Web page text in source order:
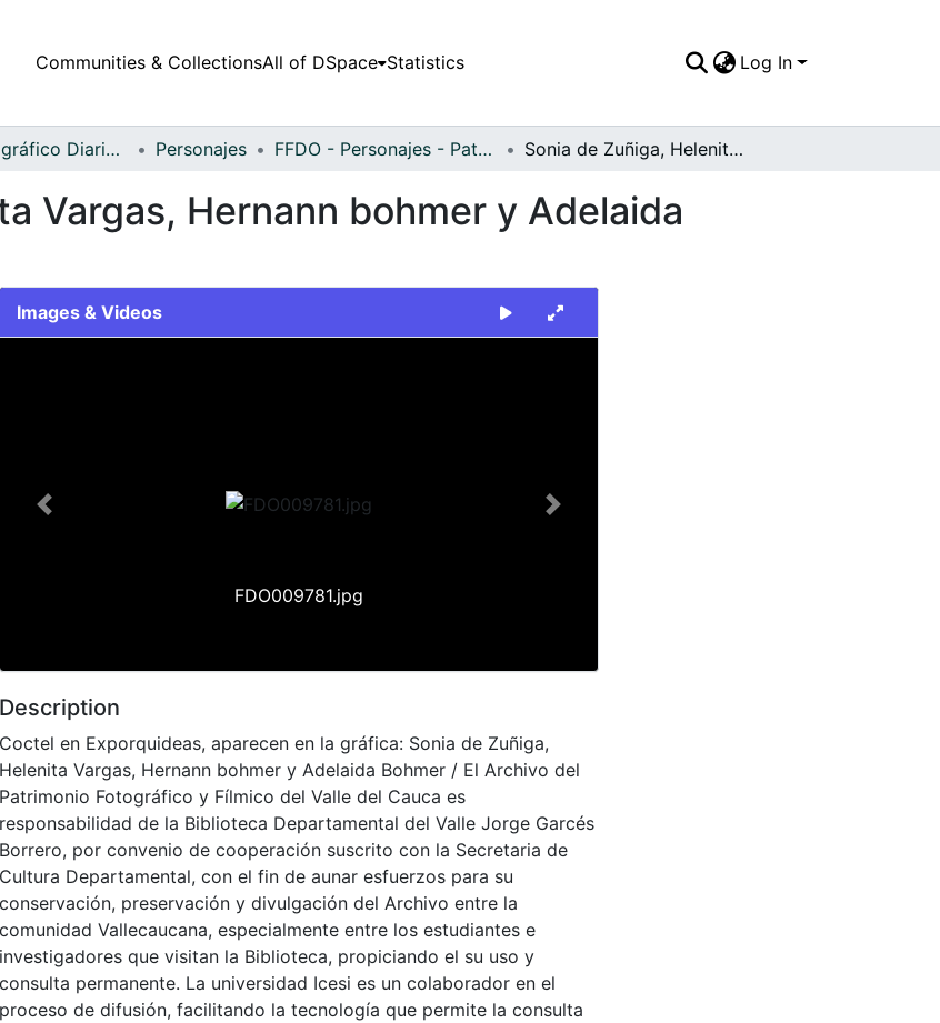
Communities & CollectionsAll of DSpace Statistics Log In
Fondo Fotográfico Diario Occidente Personajes FFDO - Personajes - Patrimonial Sonia de Zuñiga, Helenita Vargas, Hernann bohmer y Adelaida Bohmer
Vargas, Hernann bohmer y Adelaida
Images & Videos
FDO009781.jpg
Previous Next
Description
Coctel en Exporquideas, aparecen en la gráfica: Sonia de Zuñiga,
Helenita Vargas, Hernann bohmer y Adelaida Bohmer / El Archivo del
Patrimonio Fotográfico y Fílmico del Valle del Cauca es
responsabilidad de la Biblioteca Departamental del Valle Jorge Garcés
Borrero, por convenio de cooperación suscrito con la Secretaria de
Cultura Departamental, con el fin de aunar esfuerzos para su
conservación, preservación y divulgación del Archivo entre la
comunidad Vallecaucana, especialmente entre los estudiantes e
investigadores que visitan la Biblioteca, propiciando el su uso y
consulta permanente. La universidad Icesi es un colaborador en el
proceso de difusión, facilitando la tecnología que permite la consulta